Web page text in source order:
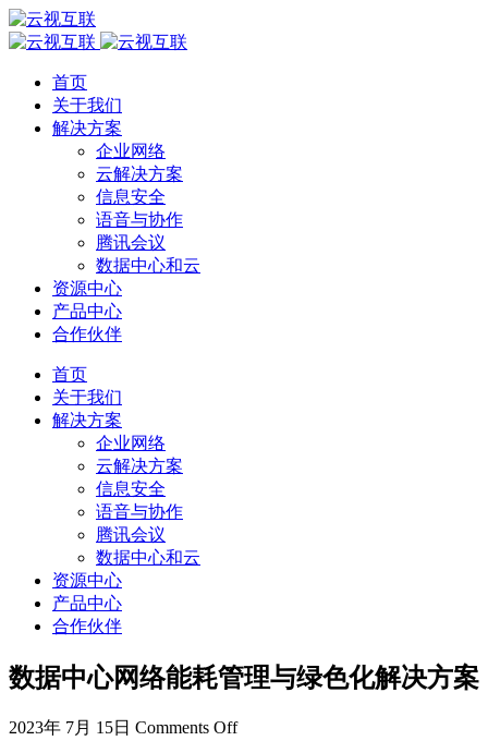
首页
关于我们
解决方案
企业网络
云解决方案
信息安全
语音与协作
腾讯会议
数据中心和云
资源中心
产品中心
合作伙伴
首页
关于我们
解决方案
企业网络
云解决方案
信息安全
语音与协作
腾讯会议
数据中心和云
资源中心
产品中心
合作伙伴
数据中心网络能耗管理与绿色化解决方案
2023年 7月 15日 Comments Off